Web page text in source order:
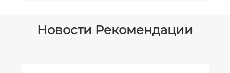
Новости Рекомендации